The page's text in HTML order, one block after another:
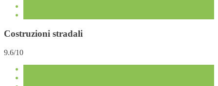
Costruzioni stradali
9.6/10